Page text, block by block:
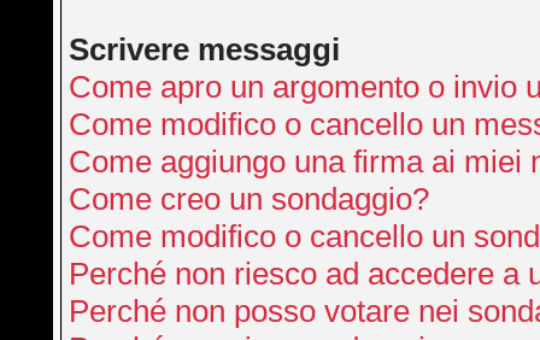
Scrivere messaggi
Come apro un argomento o invio
Come modifico o cancello un
Come aggiungo una firma ai miei
Come creo un sondaggio?
Come modifico o cancello un
Perché non riesco ad accedere a
Perché non posso votare nei